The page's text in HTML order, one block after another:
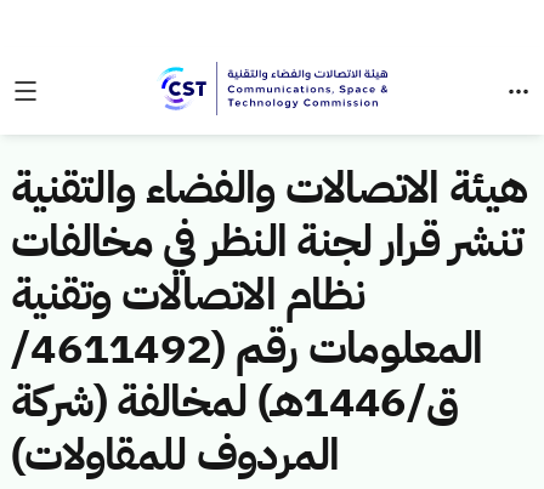
هيئة الاتصالات والفضاء والتقنية
تنشر قرار لجنة النظر في مخالفات
نظام الاتصالات وتقنية
المعلومات رقم (4611492/
ق/1446هـ) لمخالفة (شركة
المردوف للمقاولات)